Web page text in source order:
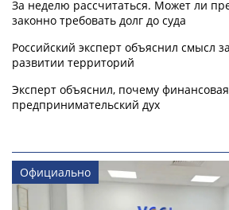
За неделю рассчитаться. Может ли
законно требовать долг до суда
Российский эксперт объяснил смысл
развитии территорий
Эксперт объяснил, почему
предпринимательский дух
Официально